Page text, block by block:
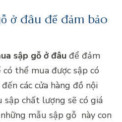
ở đâu để đảm bảo
sập gỗ ở đâu để đảm
thể mua được sập có
các cửa hàng đồ nội
chất lượng sẽ có giá
mẫu sập gỗ này con